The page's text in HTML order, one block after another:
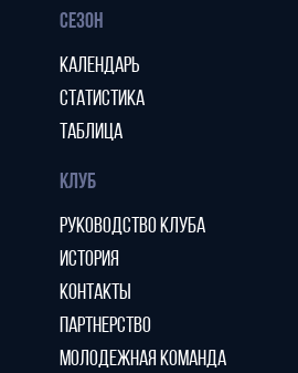
СЕЗОН
КАЛЕНДАРЬ
СТАТИСТИКА
ТАБЛИЦА
КЛУБ
РУКОВОДСТВО КЛУБА
ИСТОРИЯ
КОНТАКТЫ
ПАРТНЕРСТВО
МОЛОДЕЖНАЯ КОМАНДА